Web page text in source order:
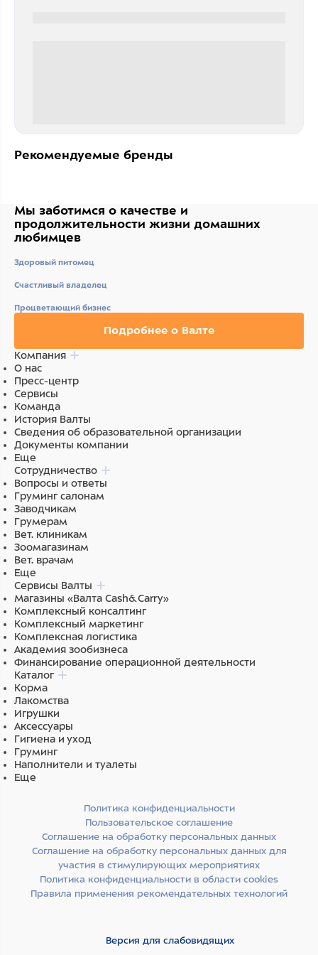
Рекомендуемые бренды
Мы заботимся о качестве и
продолжительности жизни домашних
любимцев
Здоровый питомец
Счастливый владелец
Процветающий бизнес
Подробнее о Валте
Компания
О нас
Пресс-центр
Сервисы
Команда
История Валты
Сведения об образовательной организации
Документы компании
Еще
Сотрудничество
Вопросы и ответы
Груминг салонам
Заводчикам
Грумерам
Вет. клиникам
Зоомагазинам
Вет. врачам
Еще
Сервисы Валты
Магазины «Валта Cash&Carry»
Комплексный консалтинг
Комплексный маркетинг
Комплексная логистика
Академия зообизнеса
Финансирование операционной деятельности
Каталог
Корма
Лакомства
Игрушки
Аксессуары
Гигиена и уход
Груминг
Наполнители и туалеты
Еще
Политика конфиденциальности
Пользовательское соглашение
Соглашение на обработку персональных данных
Соглашение на обработку персональных данных для
участия в стимулирующих мероприятиях
Политика конфиденциальности в области cookies
Правила применения рекомендательных технологий
Версия для слабовидящих